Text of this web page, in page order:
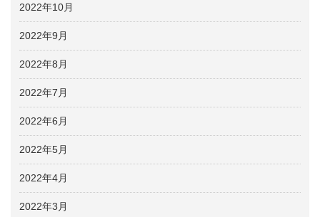
2022年10月
2022年9月
2022年8月
2022年7月
2022年6月
2022年5月
2022年4月
2022年3月